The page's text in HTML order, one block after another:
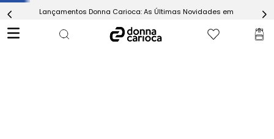
Lançamentos Donna Carioca: As Últimas Novidades em Moda